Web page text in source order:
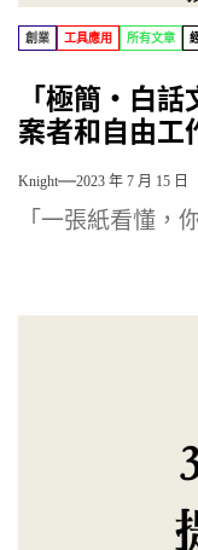
創業 工具應用 所有文章
「極簡・白
案者和自由工
Knight 2023 年 7 月 15 日
「一張紙看懂，